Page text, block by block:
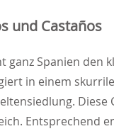
und Castaños
ganz Spanien den
in einem
Diese
Entsprechend